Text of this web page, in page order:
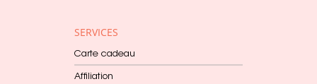
SERVICES
Carte cadeau
Affiliation